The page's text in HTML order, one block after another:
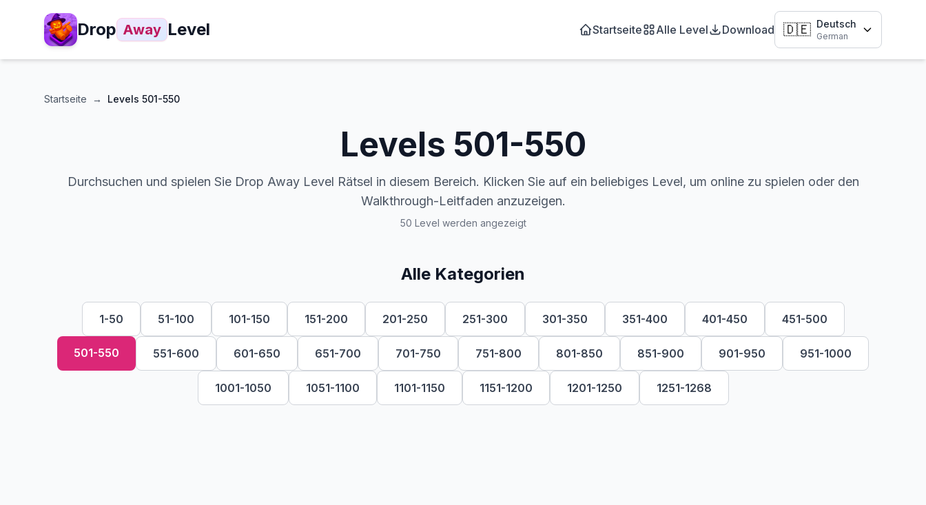
Drop Away Level Startseite Alle Level Download 🇩🇪 Deutsch
German
Startseite → Levels 501-550
Levels 501-550
Durchsuchen und spielen Sie Drop Away Level Rätsel in diesem Bereich. Klicken Sie auf ein beliebiges Level, um online zu spielen oder den
Walkthrough-Leitfaden anzuzeigen.
50 Level werden angezeigt
Alle Kategorien
1-50 51-100 101-150 151-200 201-250 251-300 301-350 351-400 401-450 451-500
501-550 551-600 601-650 651-700 701-750 751-800 801-850 851-900 901-950 951-1000
1001-1050 1051-1100 1101-1150 1151-1200 1201-1250 1251-1268